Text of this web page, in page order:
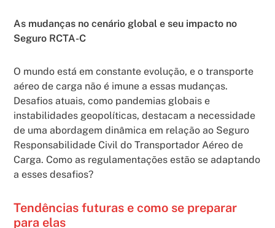
As mudanças no cenário global e seu impacto no
Seguro RCTA-C
O mundo está em constante evolução, e o transporte
aéreo de carga não é imune a essas mudanças.
Desafios atuais, como pandemias globais e
instabilidades geopolíticas, destacam a necessidade
de uma abordagem dinâmica em relação ao Seguro
Responsabilidade Civil do Transportador Aéreo de
Carga. Como as regulamentações estão se adaptando
a esses desafios?
Tendências futuras e como se preparar
para elas